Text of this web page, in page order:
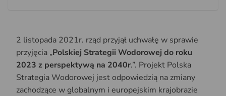
2 listopada 2021r. rząd przyjął uchwałę w sprawie
przyjęcia „Polskiej Strategii Wodorowej do roku
2023 z perspektywą na 2040r.”. Projekt Polska
Strategia Wodorowej jest odpowiedzią na zmiany
zachodzące w globalnym i europejskim krajobrazie